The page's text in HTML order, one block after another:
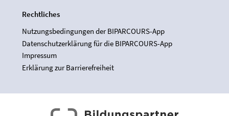
Rechtliches
Nutzungsbedingungen der BIPARCOURS-App
Datenschutzerklärung für die BIPARCOURS-App
Impressum
Erklärung zur Barrierefreiheit